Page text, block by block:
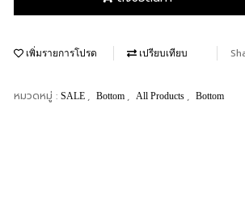
เพิ่มรายการโปรด เปรียบเทียบ
หมวดหมู่ : SALE Bottom All Products Bottom